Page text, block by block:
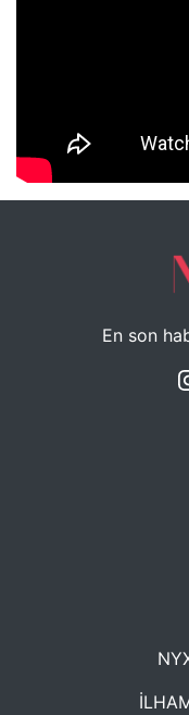
NYXmag 2. Yaş
En son